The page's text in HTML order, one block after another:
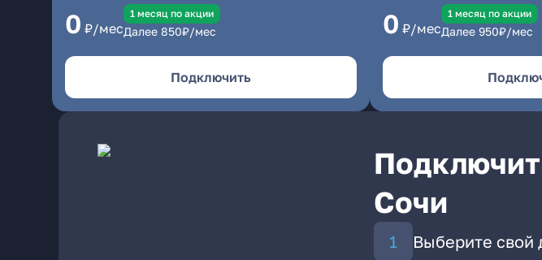
0 ₽/мес
1 месяц по акции
Далее 850₽/мес
Подключить
0 ₽/мес
1 месяц по акции
Далее 950₽/мес
Сочи
Выберите свой